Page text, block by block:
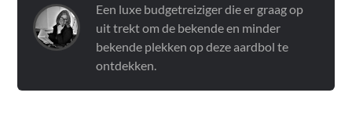
Een luxe budgetreiziger die er graag op
uit trekt om de bekende en minder
bekende plekken op deze aardbol te
ontdekken.